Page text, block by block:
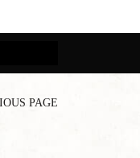
PAGE